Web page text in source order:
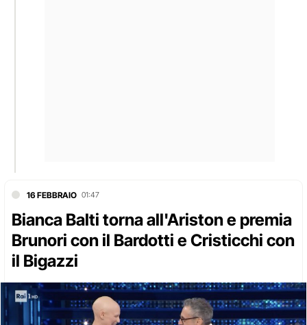
16 FEBBRAIO 01:47
Bianca Balti torna all'Ariston e premia
Brunori con il Bardotti e Cristicchi con
il Bigazzi